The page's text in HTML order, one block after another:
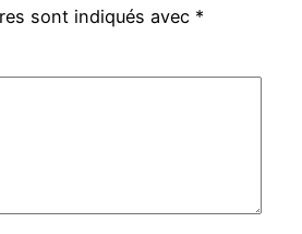
sont indiqués avec *